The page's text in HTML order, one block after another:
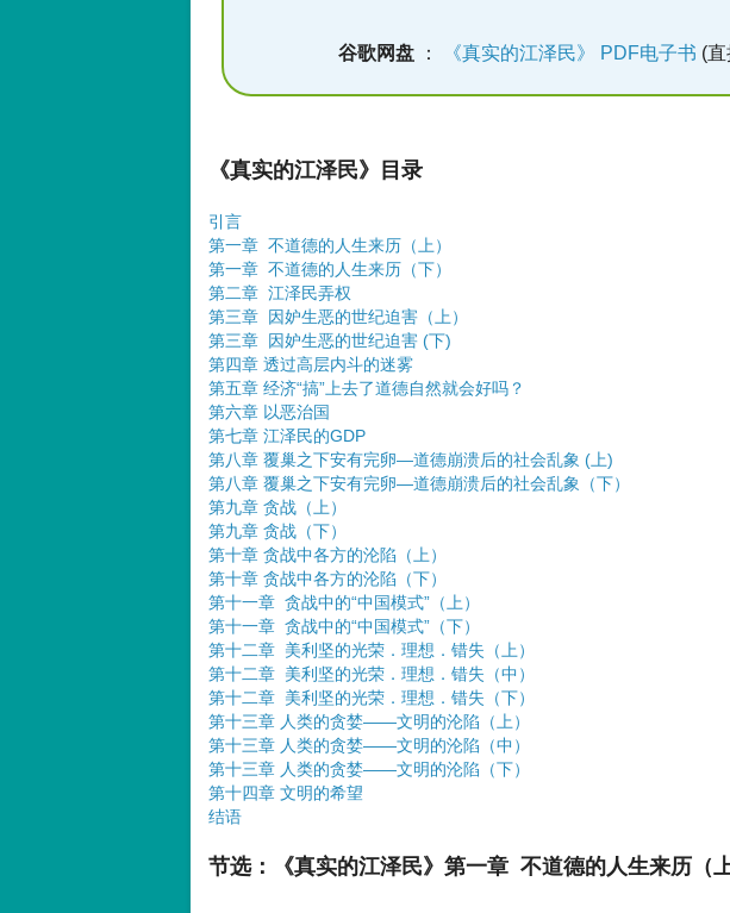
谷歌网盘： 《真实的江泽民》 PDF电子书 (
《真实的江泽民》目录
引言
第一章 不道德的人生来历（上）
第一章 不道德的人生来历（下）
第二章 江泽民弄权
第三章 因妒生恶的世纪迫害（上）
第三章 因妒生恶的世纪迫害 (下)
第四章 透过高层内斗的迷雾
第五章 经济“搞”上去了道德自然就会好吗？
第六章 以恶治国
第七章 江泽民的GDP
第八章 覆巢之下安有完卵—道德崩溃后的社会乱象 (上)
第八章 覆巢之下安有完卵—道德崩溃后的社会乱象（下）
第九章 贪战（上）
第九章 贪战（下）
第十章 贪战中各方的沦陷（上）
第十章 贪战中各方的沦陷（下）
第十一章 贪战中的“中国模式”（上）
第十一章 贪战中的“中国模式”（下）
第十二章 美利坚的光荣．理想．错失（上）
第十二章 美利坚的光荣．理想．错失（中）
第十二章 美利坚的光荣．理想．错失（下）
第十三章 人类的贪婪——文明的沦陷（上）
第十三章 人类的贪婪——文明的沦陷（中）
第十三章 人类的贪婪——文明的沦陷（下）
第十四章 文明的希望
结语
节选：《真实的江泽民》第一章 不道德的人生来历（上